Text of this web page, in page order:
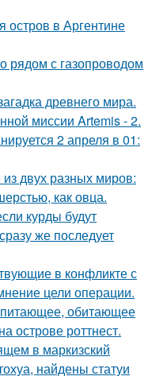
в Аргентине
рядом с газопроводом
древнего мира.
миссии Artemis - 2.
2 апреля в 01:
двух разных миров:
как овца.
курды будут
же последует
в конфликте с
цели операции.
обитающее
острове роттнест.
в маркизский
найдены статуи